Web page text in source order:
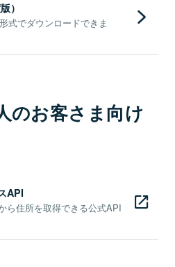
）
式でダウンロードできま
のお客さま向け
API
ら住所を取得できる公式API